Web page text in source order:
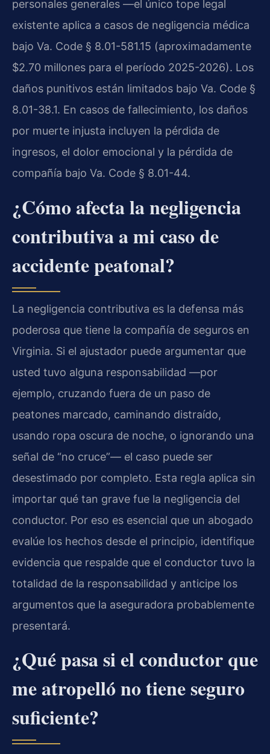
personales generales —el único tope legal
existente aplica a casos de negligencia médica
bajo Va. Code § 8.01-581.15 (aproximadamente
$2.70 millones para el período 2025-2026). Los
daños punitivos están limitados bajo Va. Code §
8.01-38.1. En casos de fallecimiento, los daños
por muerte injusta incluyen la pérdida de
ingresos, el dolor emocional y la pérdida de
compañía bajo Va. Code § 8.01-44.
¿Cómo afecta la negligencia
contributiva a mi caso de
accidente peatonal?
La negligencia contributiva es la defensa más
poderosa que tiene la compañía de seguros en
Virginia. Si el ajustador puede argumentar que
usted tuvo alguna responsabilidad —por
ejemplo, cruzando fuera de un paso de
peatones marcado, caminando distraído,
usando ropa oscura de noche, o ignorando una
señal de “no cruce”— el caso puede ser
desestimado por completo. Esta regla aplica sin
importar qué tan grave fue la negligencia del
conductor. Por eso es esencial que un abogado
evalúe los hechos desde el principio, identifique
evidencia que respalde que el conductor tuvo la
totalidad de la responsabilidad y anticipe los
argumentos que la aseguradora probablemente
presentará.
¿Qué pasa si el conductor que
me atropelló no tiene seguro
suficiente?